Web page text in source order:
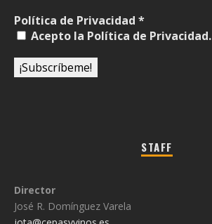
Política de Privacidad *
Acepto la Política de Privacidad.
STAFF
Director
José R. Domínguez Varela